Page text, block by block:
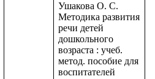
Ушакова О. С.
Методика развития
речи детей
дошкольного
возраста : учеб.
метод. пособие для
воспитателей